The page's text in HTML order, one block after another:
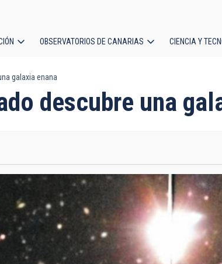
OBSERVATORIOS DE CANARIAS CIENCIA Y
galaxia enana
descubre una